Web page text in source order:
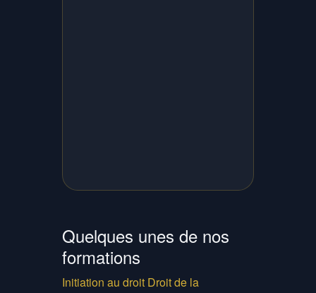
Quelques unes de nos
formations
Initiation au droit Droit de la